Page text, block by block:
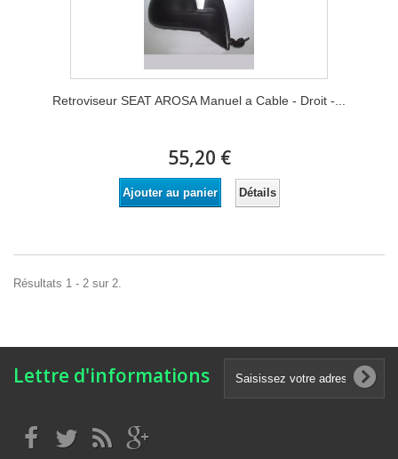
Retroviseur SEAT AROSA Manuel a Cable - Droit -...
55,20 €
Ajouter au panier Détails
Résultats 1 - 2 sur 2.
Lettre d'informations